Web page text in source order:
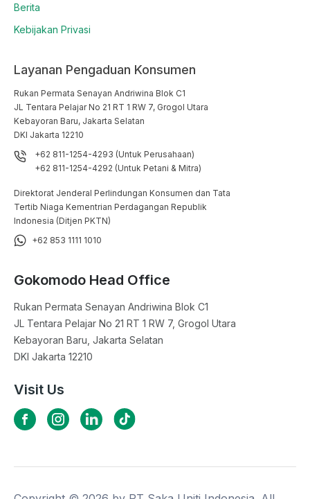
Berita
Kebijakan Privasi
Layanan Pengaduan Konsumen
Rukan Permata Senayan Andriwina Blok C1
JL Tentara Pelajar No 21 RT 1 RW 7, Grogol Utara
Kebayoran Baru, Jakarta Selatan
DKI Jakarta 12210
+62 811-1254-4293 (Untuk Perusahaan)
+62 811-1254-4292 (Untuk Petani & Mitra)
Direktorat Jenderal Perlindungan Konsumen dan Tata
Tertib Niaga Kementrian Perdagangan Republik
Indonesia (Ditjen PKTN)
+62 853 1111 1010
Gokomodo Head Office
Rukan Permata Senayan Andriwina Blok C1
JL Tentara Pelajar No 21 RT 1 RW 7, Grogol Utara
Kebayoran Baru, Jakarta Selatan
DKI Jakarta 12210
Visit Us